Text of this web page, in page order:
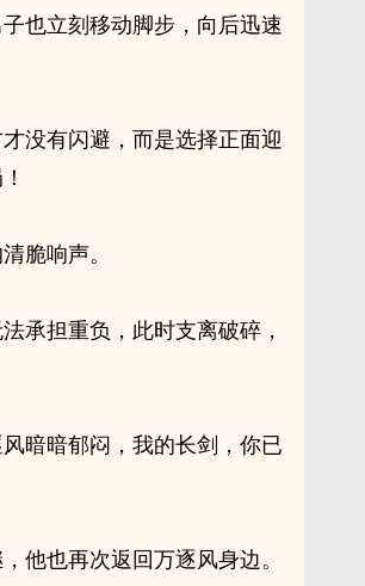
也立刻移动脚步，向后迅速
没有闪避，而是选择正面迎
脆响声。
承担重负，此时支离破碎，
暗暗郁闷，我的长剑，你已
他也再次返回万逐风身边。